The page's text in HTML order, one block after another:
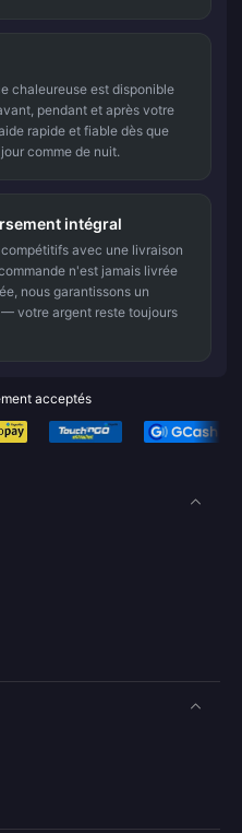
chaleureuse est disponible
pendant et après votre
rapide et fiable dès que
comme de nuit.
intégral
avec une livraison
n'est jamais livrée
nous garantissons un
votre argent reste toujours
acceptés